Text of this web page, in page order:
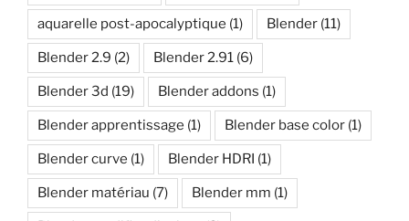
aquarelle post-apocalyptique (1) Blender (11)
Blender 2.9 (2) Blender 2.91 (6)
Blender 3d (19) Blender addons (1)
Blender apprentissage (1) Blender base color (1)
Blender curve (1) Blender HDRI (1)
Blender matériau (7) Blender mm (1)